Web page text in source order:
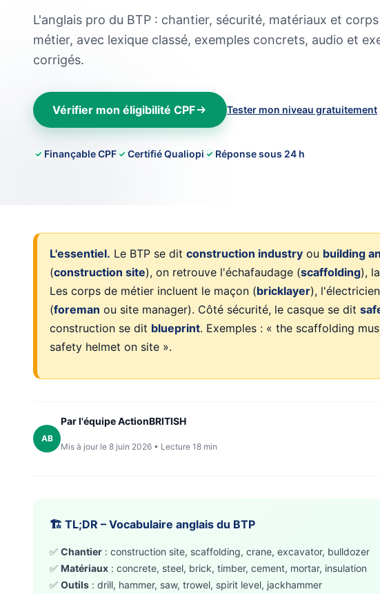
L'anglais pro du BTP : chantier, sécurité, matériaux et
métier, avec lexique classé, exemples concrets, audio et
corrigés.
Vérifier mon éligibilité CPF Tester mon niveau gratuitement
Finançable CPF Certifié Qualiopi Réponse sous 24 h
L'essentiel. Le BTP se dit construction industry ou building
(construction site), on retrouve l'échafaudage (scaffolding),
Les corps de métier incluent le maçon (bricklayer),
(foreman ou site manager). Côté sécurité, le casque se dit
construction se dit blueprint. Exemples : « the scaffolding
safety helmet on site ».
AB
Par l'équipe ActionBRITISH
Mis à jour le 8 juin 2026 • Lecture 18 min
🏗️ TL;DR – Vocabulaire anglais du BTP
✅ Chantier : construction site, scaffolding, crane, excavator, bulldozer
✅ Matériaux : concrete, steel, brick, timber, cement, mortar, insulation
✅ Outils : drill, hammer, saw, trowel, spirit level, jackhammer